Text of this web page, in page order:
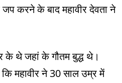
करने के बाद महावीर देवता ने
के थे जहां के गौतम बुद्ध थे।
महावीर ने 30 साल उम्र में